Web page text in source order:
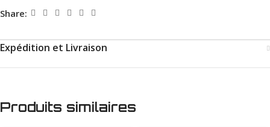
Share:
Expédition et Livraison
Produits similaires